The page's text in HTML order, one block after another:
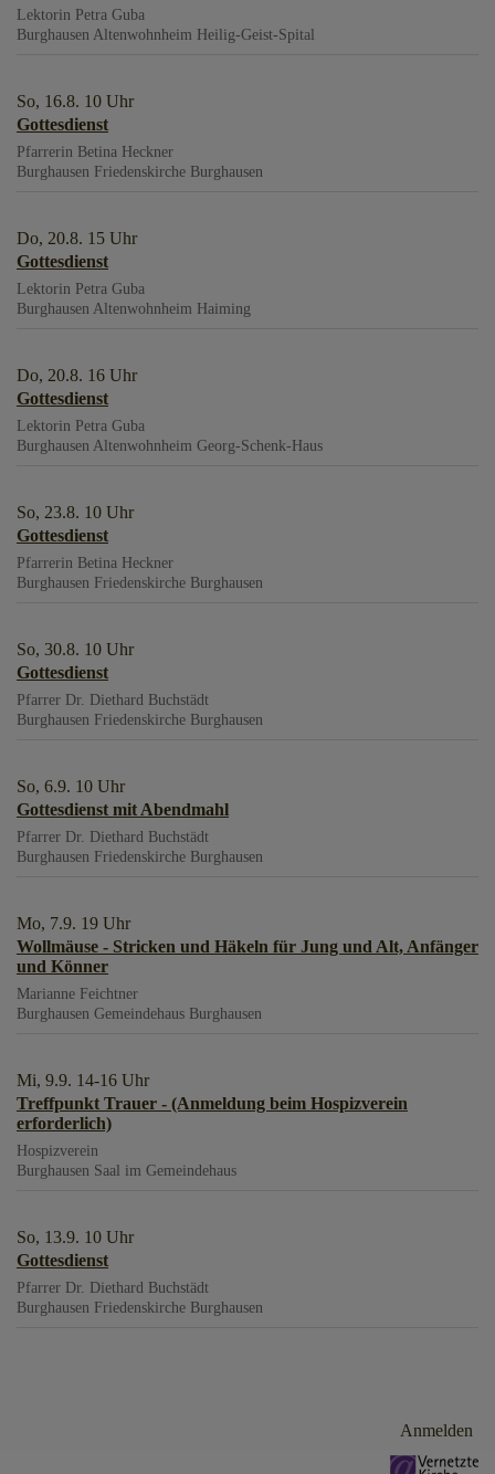
Lektorin Petra Guba
Burghausen Altenwohnheim Heilig-Geist-Spital
So, 16.8. 10 Uhr
Gottesdienst
Pfarrerin Betina Heckner
Burghausen Friedenskirche Burghausen
Do, 20.8. 15 Uhr
Gottesdienst
Lektorin Petra Guba
Burghausen Altenwohnheim Haiming
Do, 20.8. 16 Uhr
Gottesdienst
Lektorin Petra Guba
Burghausen Altenwohnheim Georg-Schenk-Haus
So, 23.8. 10 Uhr
Gottesdienst
Pfarrerin Betina Heckner
Burghausen Friedenskirche Burghausen
So, 30.8. 10 Uhr
Gottesdienst
Pfarrer Dr. Diethard Buchstädt
Burghausen Friedenskirche Burghausen
So, 6.9. 10 Uhr
Gottesdienst mit Abendmahl
Pfarrer Dr. Diethard Buchstädt
Burghausen Friedenskirche Burghausen
Mo, 7.9. 19 Uhr
Wollmäuse - Stricken und Häkeln für Jung und Alt, Anfänger
und Könner
Marianne Feichtner
Burghausen Gemeindehaus Burghausen
Mi, 9.9. 14-16 Uhr
Treffpunkt Trauer - (Anmeldung beim Hospizverein
erforderlich)
Hospizverein
Burghausen Saal im Gemeindehaus
So, 13.9. 10 Uhr
Gottesdienst
Pfarrer Dr. Diethard Buchstädt
Burghausen Friedenskirche Burghausen
Anmelden